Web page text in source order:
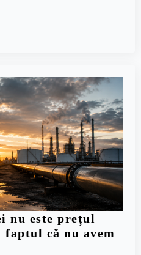
nu este prețul
că nu avem